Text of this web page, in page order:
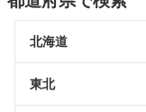
北海道
東北